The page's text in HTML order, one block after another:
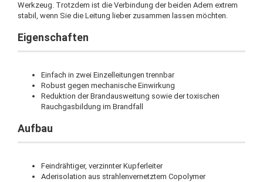
Werkzeug. Trotzdem ist die Verbindung der beiden Adern extrem
stabil, wenn Sie die Leitung lieber zusammen lassen möchten.
Eigenschaften
Einfach in zwei Einzelleitungen trennbar
Robust gegen mechanische Einwirkung
Reduktion der Brandausweitung sowie der toxischen
Rauchgasbildung im Brandfall
Aufbau
Feindrähtiger, verzinnter Kupferleiter
Aderisolation aus strahlenvernetztem Copolymer